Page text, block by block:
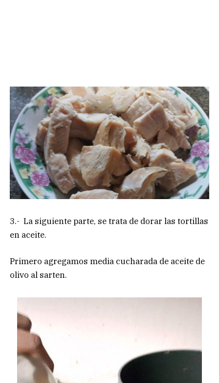
3.- La siguiente parte, se trata de dorar las tortillas
en aceite.
Primero agregamos media cucharada de aceite de
olivo al sarten.